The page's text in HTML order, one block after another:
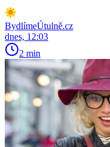
BydlímeÚtulně.cz
dnes, 12:03
2 min